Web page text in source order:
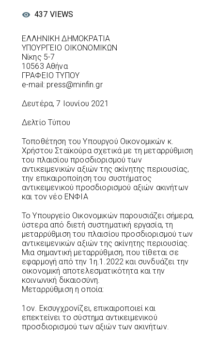
437 VIEWS
ΕΛΛΗΝΙΚΗ ΔΗΜΟΚΡΑΤΙΑ
ΥΠΟΥΡΓΕΙΟ ΟΙΚΟΝΟΜΙΚΩΝ
Νίκης 5-7
10563 Αθήνα
ΓΡΑΦΕΙΟ ΤΥΠΟΥ
e-mail: press@minfin.gr
Δευτέρα, 7 Ιουνίου 2021
Δελτίο Τύπου
Τοποθέτηση του Υπουργού Οικονομικών κ.
Χρήστου Σταϊκούρα σχετικά με τη μεταρρύθμιση
του πλαισίου προσδιορισμού των
αντικειμενικών αξιών της ακίνητης περιουσίας,
την επικαιροποίηση του συστήματος
αντικειμενικού προσδιορισμού αξιών ακινήτων
και τον νέο ΕΝΦΙΑ
Το Υπουργείο Οικονομικών παρουσιάζει σήμερα,
ύστερα από διετή συστηματική εργασία, τη
μεταρρύθμιση του πλαισίου προσδιορισμού των
αντικειμενικών αξιών της ακίνητης περιουσίας.
Μια σημαντική μεταρρύθμιση, που τίθεται σε
εφαρμογή από την 1η.1.2022 και συνδυάζει την
οικονομική αποτελεσματικότητα και την
κοινωνική δικαιοσύνη.
Μεταρρύθμιση η οποία:
1ον. Εκσυγχρονίζει, επικαιροποιεί και
επεκτείνει το σύστημα αντικειμενικού
προσδιορισμού των αξιών των ακινήτων.